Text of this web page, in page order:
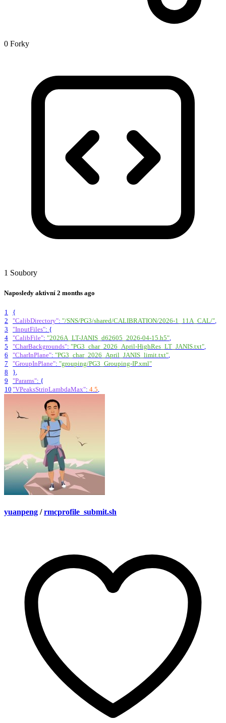
0 Forky
1 Soubory
Naposledy aktivní 2 months ago
1
{
2
"CalibDirectory": "/SNS/PG3/shared/CALIBRATION/2026-1_11A_CAL/"
3
"InputFiles": {
4
"CalibFile": "2026A_LT-JANIS_d62605_2026-04-15.h5"
5
"CharBackgrounds": "PG3_char_2026_April-HighRes_LT_JANIS.txt"
6
"CharInPlane": "PG3_char_2026_April_JANIS_limit.txt"
7
"GroupInPlane": "grouping/PG3_Grouping-IP.xml"
8
}
9
"Params": {
10 "VPeaksStripLambdaMax": 4.5
yuanpeng / rmcprofile_submit.sh